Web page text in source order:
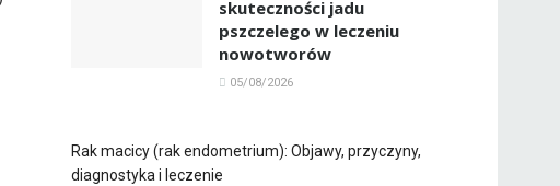
skuteczności jadu
pszczelego w leczeniu
nowotworów
05/08/2026
Rak macicy (rak endometrium): Objawy, przyczyny,
diagnostyka i leczenie